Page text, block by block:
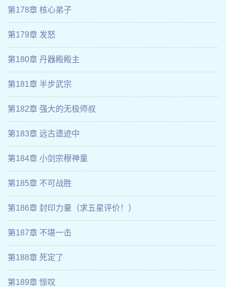
第178章 核心弟子
第179章 发怒
第180章 丹器殿殿主
第181章 半步武宗
第182章 强大的无极师叔
第183章 远古遗迹中
第184章 小剑宗穆神童
第185章 不可战胜
第186章 封印力量（求五星评价！）
第187章 不堪一击
第188章 死定了
第189章 惊叹